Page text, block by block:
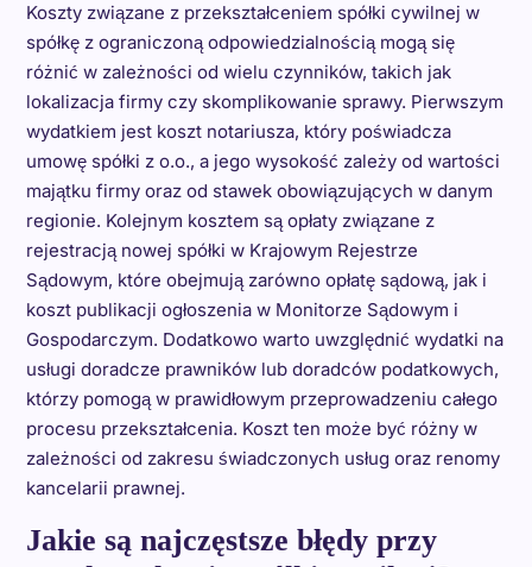
Koszty związane z przekształceniem spółki cywilnej w
spółkę z ograniczoną odpowiedzialnością mogą się
różnić w zależności od wielu czynników, takich jak
lokalizacja firmy czy skomplikowanie sprawy. Pierwszym
wydatkiem jest koszt notariusza, który poświadcza
umowę spółki z o.o., a jego wysokość zależy od wartości
majątku firmy oraz od stawek obowiązujących w danym
regionie. Kolejnym kosztem są opłaty związane z
rejestracją nowej spółki w Krajowym Rejestrze
Sądowym, które obejmują zarówno opłatę sądową, jak i
koszt publikacji ogłoszenia w Monitorze Sądowym i
Gospodarczym. Dodatkowo warto uwzględnić wydatki na
usługi doradcze prawników lub doradców podatkowych,
którzy pomogą w prawidłowym przeprowadzeniu całego
procesu przekształcenia. Koszt ten może być różny w
zależności od zakresu świadczonych usług oraz renomy
kancelarii prawnej.
Jakie są najczęstsze błędy przy